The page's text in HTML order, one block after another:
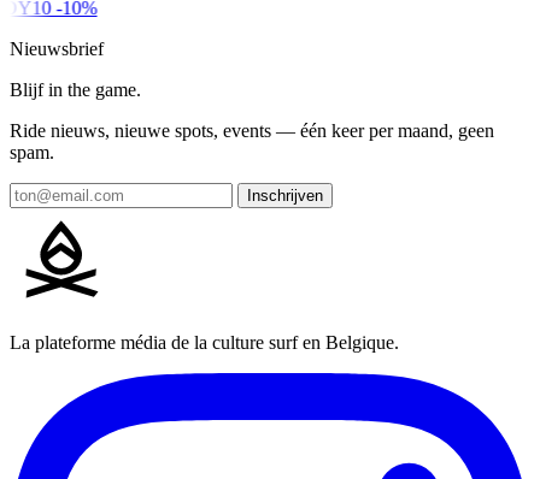
-10%
Nieuwsbrief
Blijf in the game.
Ride nieuws, nieuwe spots, events — één keer per maand, geen
spam.
Inschrijven
La plateforme média de la culture surf en Belgique.